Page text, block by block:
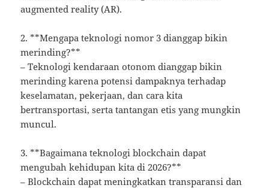
augmented reality (AR).
2. **Mengapa teknologi nomor 3 dianggap bikin
merinding?**
– Teknologi kendaraan otonom dianggap bikin
merinding karena potensi dampaknya terhadap
keselamatan, pekerjaan, dan cara kita
bertransportasi, serta tantangan etis yang mungkin
muncul.
3. **Bagaimana teknologi blockchain dapat
mengubah kehidupan kita di 2026?**
– Blockchain dapat meningkatkan transparansi dan